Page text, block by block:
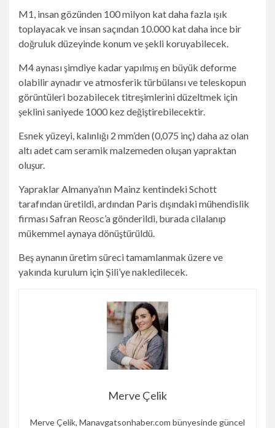
M1, insan gözünden 100 milyon kat daha fazla ışık
toplayacak ve insan saçından 10.000 kat daha ince bir
doğruluk düzeyinde konum ve şekli koruyabilecek.
M4 aynası şimdiye kadar yapılmış en büyük deforme
olabilir aynadır ve atmosferik türbülansı ve teleskopun
görüntüleri bozabilecek titreşimlerini düzeltmek için
şeklini saniyede 1000 kez değiştirebilecektir.
Esnek yüzeyi, kalınlığı 2 mm’den (0,075 inç) daha az olan
altı adet cam seramik malzemeden oluşan yapraktan
oluşur.
Yapraklar Almanya’nın Mainz kentindeki Schott
tarafından üretildi, ardından Paris dışındaki mühendislik
firması Safran Reosc’a gönderildi, burada cilalanıp
mükemmel aynaya dönüştürüldü.
Beş aynanın üretim süreci tamamlanmak üzere ve
yakında kurulum için Şili’ye nakledilecek.
Merve Çelik
Merve Çelik, Manavgatsonhaber.com bünyesinde güncel